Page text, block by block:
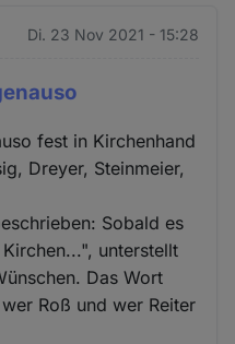
Di. 23 Nov 2021 - 15:28
fest in Kirchenhand
Dreyer, Steinmeier,
Sobald es
unterstellt
Das Wort
Roß und wer Reiter